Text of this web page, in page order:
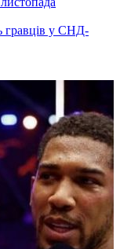
гравців у СНД-